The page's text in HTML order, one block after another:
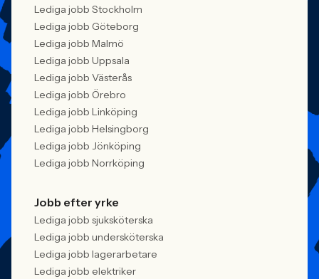
Lediga jobb Stockholm
Lediga jobb Göteborg
Lediga jobb Malmö
Lediga jobb Uppsala
Lediga jobb Västerås
Lediga jobb Örebro
Lediga jobb Linköping
Lediga jobb Helsingborg
Lediga jobb Jönköping
Lediga jobb Norrköping
Jobb efter yrke
Lediga jobb sjuksköterska
Lediga jobb undersköterska
Lediga jobb lagerarbetare
Lediga jobb elektriker